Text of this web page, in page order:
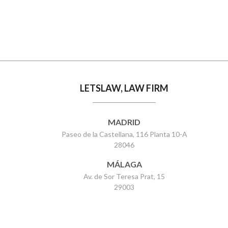
LETSLAW, LAW FIRM
MADRID
Paseo de la Castellana, 116 Planta 10-A
28046
MÁLAGA
Av. de Sor Teresa Prat, 15
29003